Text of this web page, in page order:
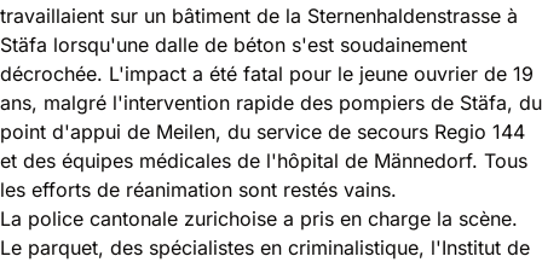
travaillaient sur un bâtiment de la Sternenhaldenstrasse à
Stäfa lorsqu'une dalle de béton s'est soudainement
décrochée. L'impact a été fatal pour le jeune ouvrier de 19
ans, malgré l'intervention rapide des pompiers de Stäfa, du
point d'appui de Meilen, du service de secours Regio 144
et des équipes médicales de l'hôpital de Männedorf. Tous
les efforts de réanimation sont restés vains.
La police cantonale zurichoise a pris en charge la scène.
Le parquet, des spécialistes en criminalistique, l'Institut de